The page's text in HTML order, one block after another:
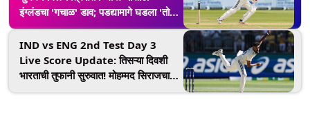
इंग्लंडचा 'गचाळ' डाव; पडद्यामागे घडला 'तो'
प्रकार
IND vs ENG 2nd Test Day 3
Live Score Update: तिसऱ्या दिवशी
भारताची तुफानी सुरुवात! मोहम्मद सिराजचा